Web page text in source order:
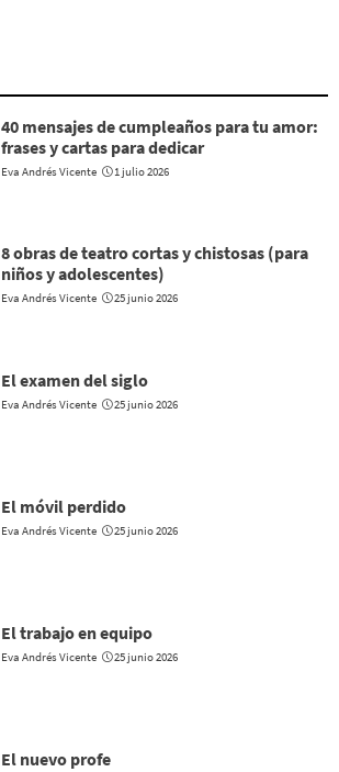
40 mensajes de cumpleaños para tu amor:
frases y cartas para dedicar
Eva Andrés Vicente 1 julio 2026
8 obras de teatro cortas y chistosas (para
niños y adolescentes)
Eva Andrés Vicente 25 junio 2026
El examen del siglo
Eva Andrés Vicente 25 junio 2026
El móvil perdido
Eva Andrés Vicente 25 junio 2026
El trabajo en equipo
Eva Andrés Vicente 25 junio 2026
El nuevo profe